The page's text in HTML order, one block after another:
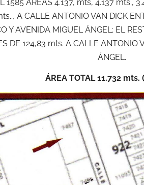
1585 ÁREAS 4.137, mts, 4.137 mts.,
A CALLE ANTONIO VAN DICK
Y AVENIDA MIGUEL ÁNGEL; EL
DE 124,83 mts. A CALLE ANTONIO
ÁNGEL.
ÁREA TOTAL 11.732